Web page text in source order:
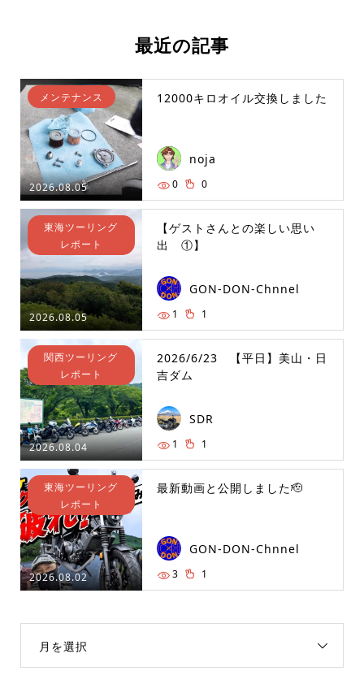
最近の記事
2026.08.05
メンテナンス 12000キロオイル交換しました
noja
0 0
2026.08.05
東海ツーリング
レポート
【ゲストさんとの楽しい思い
出 ①】
GON-DON-Chnnel
1 1
2026.08.04
関西ツーリング
レポート
2026/6/23 【平日】美山・日
吉ダム
SDR
1 1
2026.08.02
東海ツーリング
レポート
最新動画と公開しました🫡
GON-DON-Chnnel
3 1
月を選択